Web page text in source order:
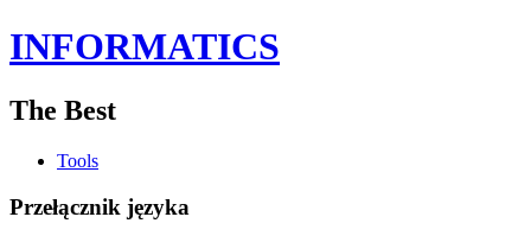
INFORMATICS
The Best
Tools
Przełącznik języka